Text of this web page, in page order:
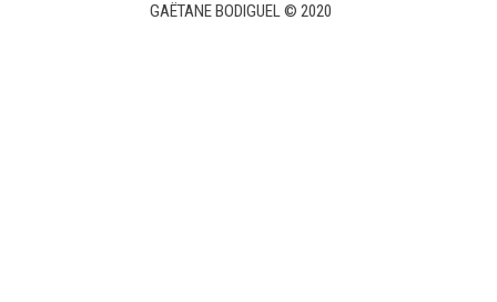
GAËTANE BODIGUEL © 2020